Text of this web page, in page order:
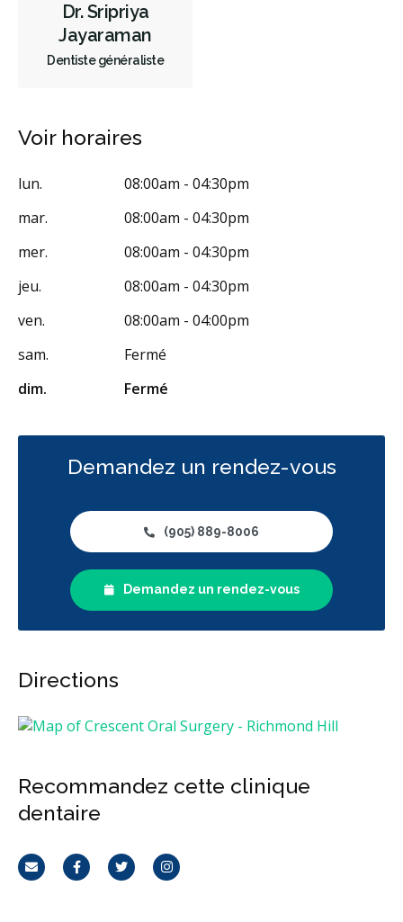
Dr. Sripriya
Jayaraman
Dentiste généraliste
Voir horaires
lun.
08:00am - 04:30pm
mar.
08:00am - 04:30pm
mer.
08:00am - 04:30pm
jeu.
08:00am - 04:30pm
ven.
08:00am - 04:00pm
sam.
Fermé
dim.
Fermé
Demandez un rendez-vous
(905) 889-8006
Demandez un rendez-vous
Directions
Recommandez cette clinique
dentaire
CourrielFacebookTwitterInstagram